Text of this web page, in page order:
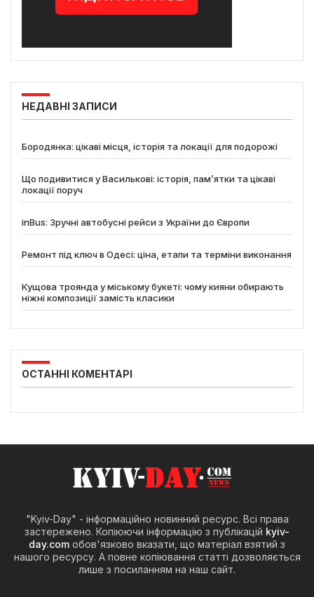
НЕДАВНІ ЗАПИСИ
Бородянка: цікаві місця, історія та локації для подорожі
Що подивитися у Василькові: історія, пам’ятки та цікаві
локації поруч
inBus: Зручні автобусні рейси з України до Європи
Ремонт під ключ в Одесі: ціна, етапи та терміни виконання
Кущова троянда у міському букеті: чому кияни обирають
ніжні композиції замість класики
ОСТАННІ КОМЕНТАРІ
"Kyiv-Day" - інформаційно новинний ресурс. Всі права
застережено. Копіюючи інформацію з публікацій kyiv-
day.com обов'язково вказати, що матеріал взятий з
нашого ресурсу. А повне копіювання статті дозволяється
лише з посиланням на наш сайт.